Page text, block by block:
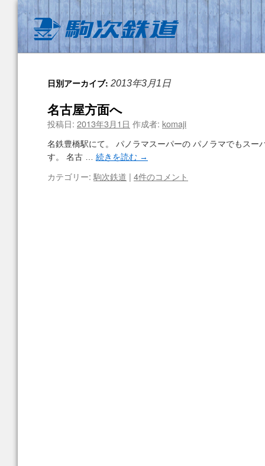
日別アーカイブ: 2013年3月1日
名古屋方面へ
投稿日: 2013年3月1日 作成者: komaji
名鉄豊橋駅にて。 パノラマスーパーの パノラマでもスー
す。 名古 … 続きを読む →
カテゴリー: 駒次鉄道 | 4件のコメント